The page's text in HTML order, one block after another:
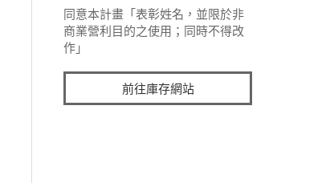
同意本計畫「表彰姓名，並限於非
商業營利目的之使用；同時不得改
作」
前往庫存網站